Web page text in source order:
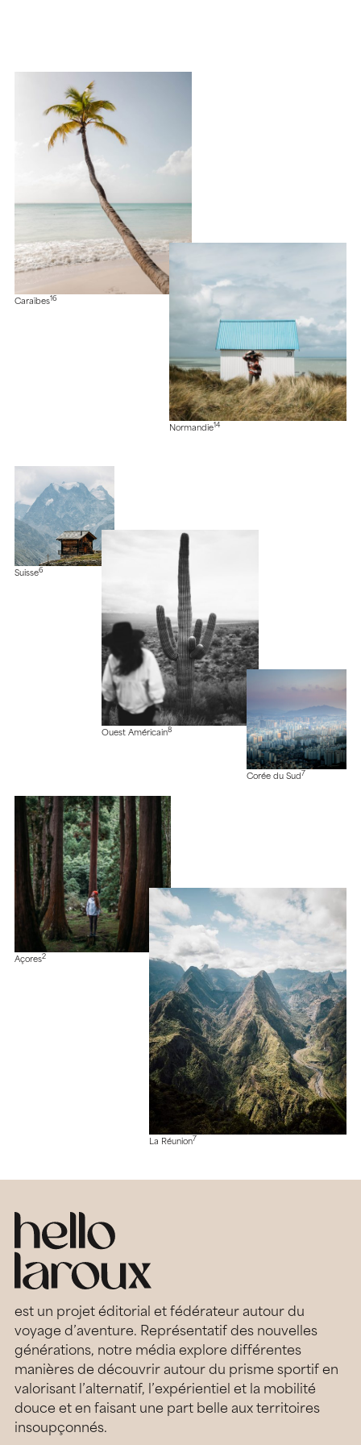
Caraïbes16
Normandie14
Suisse6
Ouest Américain8
Corée du Sud 7
Açores2
La Réunion7
est un projet éditorial et fédérateur autour du
voyage d’aventure. Représentatif des nouvelles
générations, notre média explore différentes
manières de découvrir autour du prisme sportif en
valorisant l’alternatif, l’expérientiel et la mobilité
douce et en faisant une part belle aux territoires
insoupçonnés.